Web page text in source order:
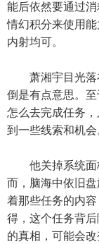
能后依然要通过消
情幻积分来使用
内射均可。
萧湘宇目光落
倒是有点意思。至
怎么去完成任务
到一些线索和机会
他关掉系统面
而，脑海中依旧盘
着那些任务的内
得，这个任务背
的真相，可能会改